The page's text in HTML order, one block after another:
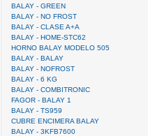
BALAY - GREEN
BALAY - NO FROST
BALAY - CLASE A+A
BALAY - HOME-STC62
HORNO BALAY MODELO 505
BALAY - BALAY
BALAY - NOFROST
BALAY - 6 KG
BALAY - COMBITRONIC
FAGOR - BALAY 1
BALAY - TS959
CUBRE ENCIMERA BALAY
BALAY - 3KFB7600